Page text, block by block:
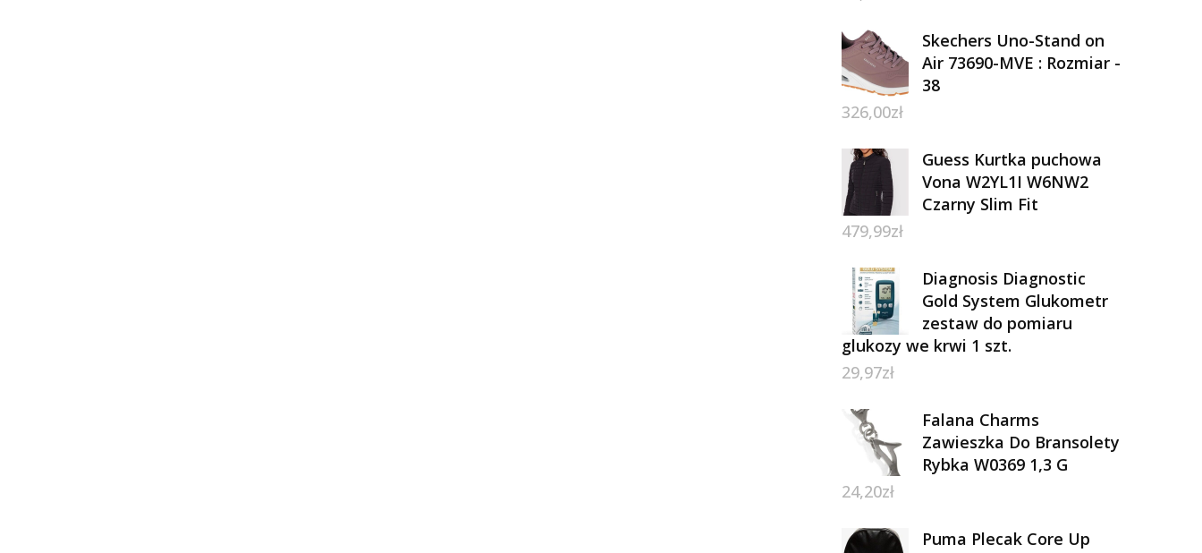
Skechers Uno-Stand on
Air 73690-MVE : Rozmiar -
38
326,00zł
Guess Kurtka puchowa
Vona W2YL1I W6NW2
Czarny Slim Fit
479,99zł
Diagnosis Diagnostic
Gold System Glukometr
zestaw do pomiaru
glukozy we krwi 1 szt.
29,97zł
Falana Charms
Zawieszka Do Bransolety
Rybka W0369 1,3 G
24,20zł
Puma Plecak Core Up